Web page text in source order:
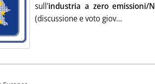
sull'industria a zero emissioni/
(discussione e voto giov...